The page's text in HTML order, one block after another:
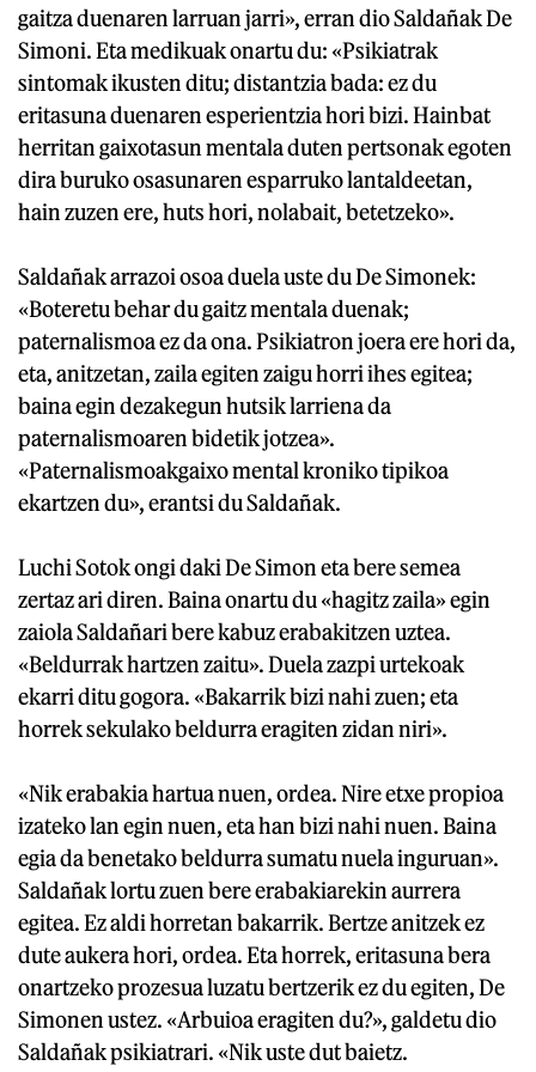
gaitza duenaren larruan jarri», erran dio Saldañak De
Simoni. Eta medikuak onartu du: «Psikiatrak
sintomak ikusten ditu; distantzia bada: ez du
eritasuna duenaren esperientzia hori bizi. Hainbat
herritan gaixotasun mentala duten pertsonak egoten
dira buruko osasunaren esparruko lantaldeetan,
hain zuzen ere, huts hori, nolabait, betetzeko».
Saldañak arrazoi osoa duela uste du De Simonek:
«Boteretu behar du gaitz mentala duenak;
paternalismoa ez da ona. Psikiatron joera ere hori da,
eta, anitzetan, zaila egiten zaigu horri ihes egitea;
baina egin dezakegun hutsik larriena da
paternalismoaren bidetik jotzea».
«Paternalismoakgaixo mental kroniko tipikoa
ekartzen du», erantsi du Saldañak.
Luchi Sotok ongi daki De Simon eta bere semea
zertaz ari diren. Baina onartu du «hagitz zaila» egin
zaiola Saldañari bere kabuz erabakitzen uztea.
«Beldurrak hartzen zaitu». Duela zazpi urtekoak
ekarri ditu gogora. «Bakarrik bizi nahi zuen; eta
horrek sekulako beldurra eragiten zidan niri».
«Nik erabakia hartua nuen, ordea. Nire etxe propioa
izateko lan egin nuen, eta han bizi nahi nuen. Baina
egia da benetako beldurra sumatu nuela inguruan».
Saldañak lortu zuen bere erabakiarekin aurrera
egitea. Ez aldi horretan bakarrik. Bertze anitzek ez
dute aukera hori, ordea. Eta horrek, eritasuna bera
onartzeko prozesua luzatu bertzerik ez du egiten, De
Simonen ustez. «Arbuioa eragiten du?», galdetu dio
Saldañak psikiatrari. «Nik uste dut baietz.